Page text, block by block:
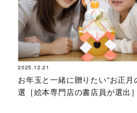
2025.12.21
お年玉と一緒に贈りたい“お正月
選［絵本専門店の書店員が選出］